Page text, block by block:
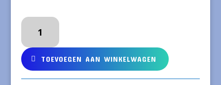
MEYADEY
met
korte
mouwen
met
TOEVOEGEN AAN WINKELWAGEN